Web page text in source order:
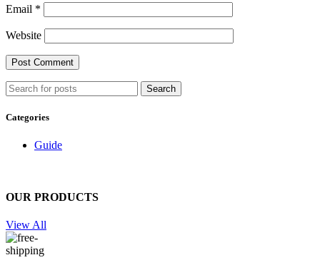
Email *
Website
Search
Categories
Guide
OUR PRODUCTS
View All